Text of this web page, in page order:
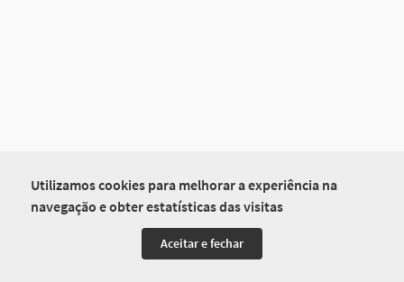
Utilizamos cookies para melhorar a experiência na
navegação e obter estatísticas das visitas
Aceitar e fechar